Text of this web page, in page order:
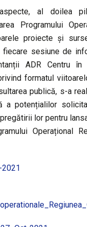
al doilea
Programului
proiecte și
sesiune de
ADR Centru în
formatul
publică, s-a
a potențialilor
lor pentru
Operațional